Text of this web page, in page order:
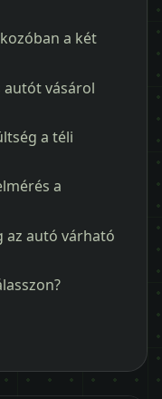
a két
autót vásárol
a téli
a
az autó várható